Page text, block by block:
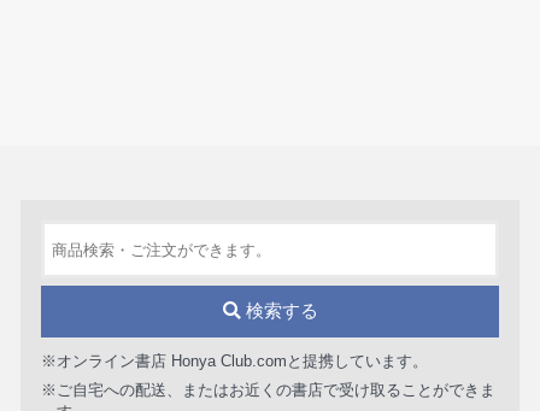
検索する
※オンライン書店 Honya Club.comと提携しています。
※ご自宅への配送、またはお近くの書店で受け取ることができま